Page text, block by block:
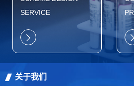
SERVICE
关于我们